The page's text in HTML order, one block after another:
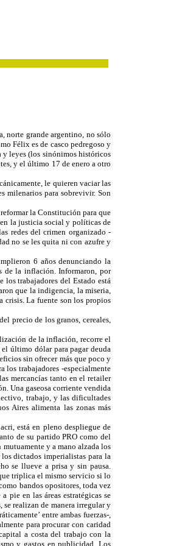
norte grande argentino, no sólo
Félix es de casco pedregoso y
y leyes (los sinónimos históricos
y el último 17 de enero a otro
le quieren vaciar las
milenarios para sobrevivir. Son
la Constitución para que
en la justicia social y políticas de
redes del crimen organizado -
no se les quita ni con azufre y
6 años denunciando la
de la inflación. Informaron, por
trabajadores del Estado está
que la indigencia, la miseria,
crisis. La fuente son los propios
precio de los granos, cereales,
de la inflación, recorre el
último dólar para pagar deuda
sin ofrecer más que poco y
los trabajadores -especialmente
mercancías tanto en el retailer
Una gaseosa corriente vendida
trabajo, y las dificultades
Aires alimenta las zonas más
está en pleno despliegue de
de su partido PRO como del
y a mano alzada los
dictados imperialistas para la
se llueve a prisa y sin pausa.
triplica el mismo servicio si lo
bandos opositores, toda vez
en las áreas estratégicas se
realizan de manera irregular y
entre ambas fuerzas-,
para procurar con caridad
a costa del trabajo con la
y gastos en publicidad. Los